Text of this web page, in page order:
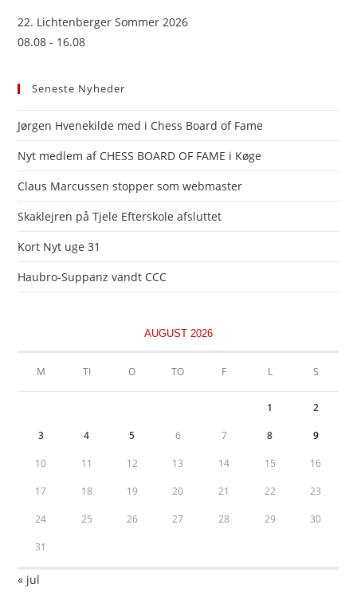
22. Lichtenberger Sommer 2026
08.08 - 16.08
Seneste Nyheder
Jørgen Hvenekilde med i Chess Board of Fame
Nyt medlem af CHESS BOARD OF FAME i Køge
Claus Marcussen stopper som webmaster
Skaklejren på Tjele Efterskole afsluttet
Kort Nyt uge 31
Haubro-Suppanz vandt CCC
AUGUST 2026
M TI O TO F L S
1 2
3 4 5 6 7 8 9
10 11 12 13 14 15 16
17 18 19 20 21 22 23
24 25 26 27 28 29 30
31
« jul